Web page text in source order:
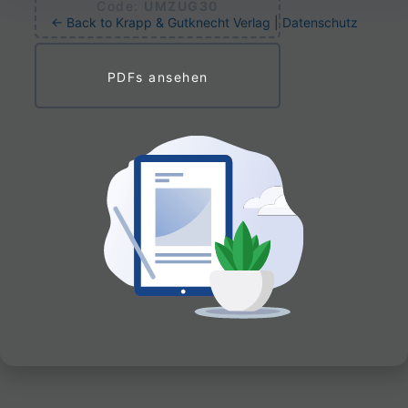
← Back to Krapp & Gutknecht Verlag Datenschutz
PDFs ansehen